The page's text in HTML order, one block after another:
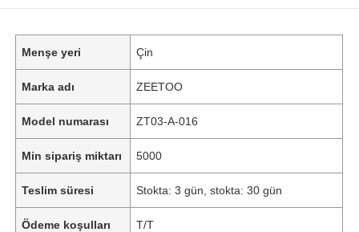
Menşe yeri Çin
Marka adı ZEETOO
Model numarası ZT03-A-016
Min sipariş miktarı 5000
Teslim süresi Stokta: 3 gün, stokta: 30 gün
Ödeme koşulları T/T